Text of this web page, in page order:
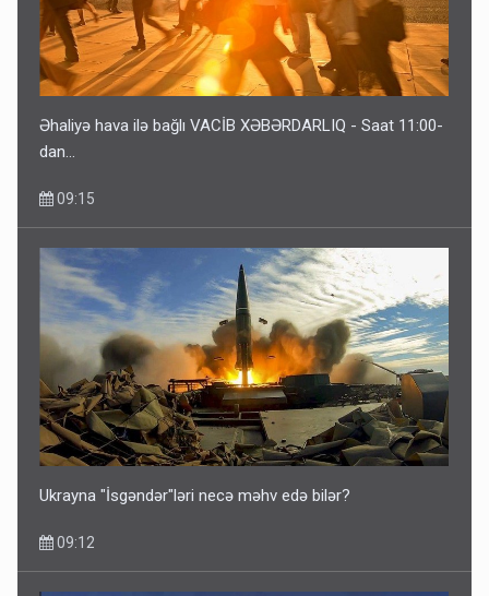
Bu ölkələrə şəxsiyyət vəsiqəsi ilə gedə biləcəksiniz -
SİYAHI
6 Avqust 10:53
Əhaliyə hava ilə bağlı VACİB XƏBƏRDARLIQ - Saat 11:00-
dan…
09:15
Ukrayna "İsgəndər"ləri necə məhv edə bilər?
09:12